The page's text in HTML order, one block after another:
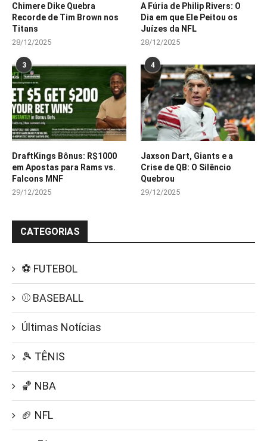
Chimere Dike Quebra
Recorde de Tim Brown nos
Titans
28/12/2025
A Fúria de Philip Rivers: O
Dia em que Ele Peitou os
Juízes da NFL
28/12/2025
3
DraftKings Bônus: R$1000
em Apostas para Rams vs.
Falcons MNF
29/12/2025
4
Jaxson Dart, Giants e a
Crise de QB: O Silêncio
Quebrou
29/12/2025
CATEGORIAS
⚽ FUTEBOL
⚾ BASEBALL
Últimas Notícias
🎾 TÊNIS
🏀 NBA
🏈 NFL